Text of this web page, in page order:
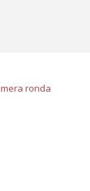
ronda